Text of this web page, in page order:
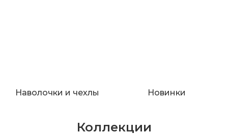
Наволочки и чехлы Новинки
Коллекции